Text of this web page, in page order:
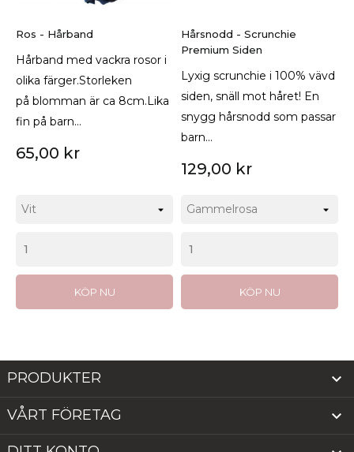
Ros - Hårband
Hårband med vackra rosor i
olika färger.Storleken
på blomman är ca 8cm.Lika
fin på barn...
65,00 kr
KÖP NU
Hårsnodd - Scrunchie
Premium Siden
Lyxig scrunchie i 100% vävd
siden, snäll mot håret! En
snygg hårsnodd som passar
barn...
129,00 kr
KÖP NU
PRODUKTER 
VÅRT FÖRETAG 